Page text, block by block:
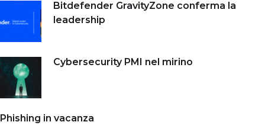
Bitdefender GravityZone conferma la
leadership
Cybersecurity PMI nel mirino
Phishing in vacanza